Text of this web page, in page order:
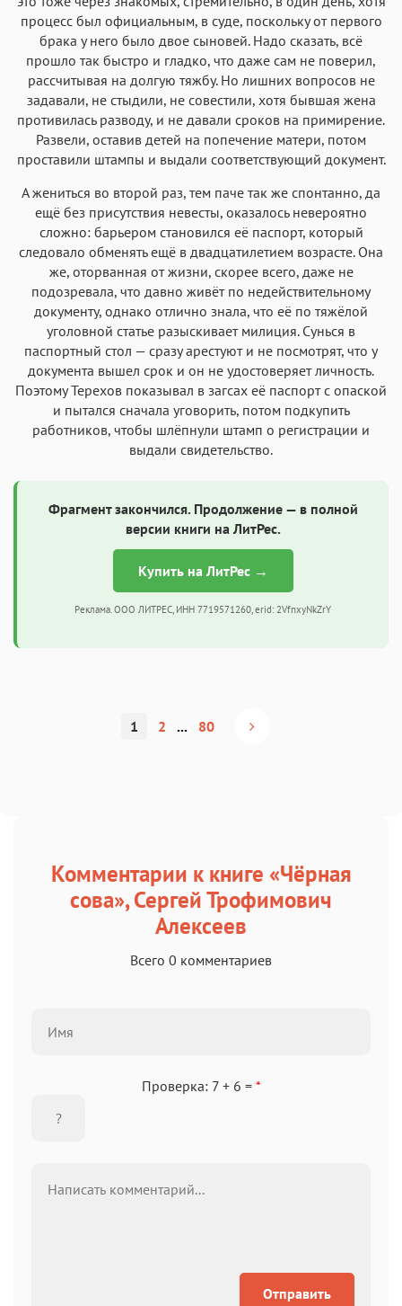
процесс был официальным, в суде, поскольку от первого
брака у него было двое сыновей. Надо сказать, всё
прошло так быстро и гладко, что даже сам не поверил,
рассчитывая на долгую тяжбу. Но лишних вопросов не
задавали, не стыдили, не совестили, хотя бывшая жена
противилась разводу, и не давали сроков на примирение.
Развели, оставив детей на попечение матери, потом
проставили штампы и выдали соответствующий документ.
А жениться во второй раз, тем паче так же спонтанно, да
ещё без присутствия невесты, оказалось невероятно
сложно: барьером становился её паспорт, который
следовало обменять ещё в двадцатилетием возрасте. Она
же, оторванная от жизни, скорее всего, даже не
подозревала, что давно живёт по недействительному
документу, однако отлично знала, что её по тяжёлой
уголовной статье разыскивает милиция. Сунься в
паспортный стол — сразу арестуют и не посмотрят, что у
документа вышел срок и он не удостоверяет личность.
Поэтому Терехов показывал в загсах её паспорт с опаской
и пытался сначала уговорить, потом подкупить
работников, чтобы шлёпнули штамп о регистрации и
выдали свидетельство.
Фрагмент закончился. Продолжение — в полной
версии книги на ЛитРес.
Купить на ЛитРес →
Реклама. ООО ЛИТРЕС, ИНН 7719571260, erid: 2VfnxyNkZrY
1 2 ... 80
Комментарии к книге «Чёрная
сова», Сергей Трофимович
Алексеев
Всего 0 комментариев
Проверка: 7 + 6 = *
Отправить